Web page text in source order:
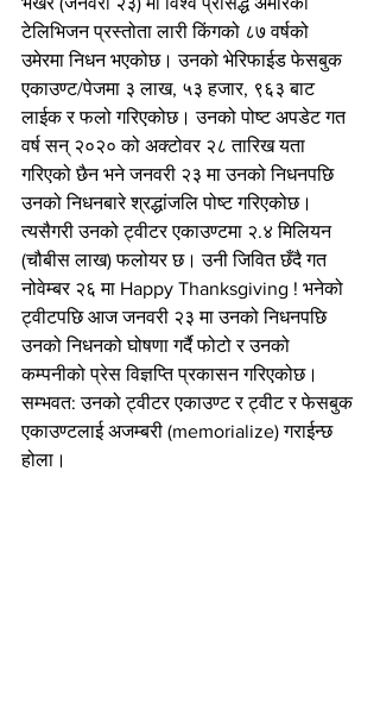
टेलिभिजन प्रस्तोता लारी किंगको ८७ वर्षको
उमेरमा निधन भएकोछ। उनको भेरिफाईड फेसबुक
एकाउण्ट/पेजमा ३ लाख, ५३ हजार, ९६३ बाट
लाईक र फलो गरिएकोछ। उनको पोष्ट अपडेट गत
वर्ष सन् २०२० को अक्टोवर २८ तारिख यता
गरिएको छैन भने जनवरी २३ मा उनको निधनपछि
उनको निधनबारे श्रद्धांजलि पोष्ट गरिएकोछ।
त्यसैगरी उनको ट्वीटर एकाउण्टमा २.४ मिलियन
(चौबीस लाख) फलोयर छ। उनी जिवित छँदै गत
नोवेम्बर २६ मा Happy Thanksgiving ! भनेको
ट्वीटपछि आज जनवरी २३ मा उनको निधनपछि
उनको निधनको घोषणा गर्दै फोटो र उनको
कम्पनीको प्रेस विज्ञप्ति प्रकासन गरिएकोछ।
सम्भवत: उनको ट्वीटर एकाउण्ट र ट्वीट र फेसबुक
एकाउण्टलाई अजम्बरी (memorialize) गराईन्छ
होला।